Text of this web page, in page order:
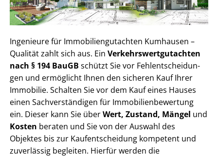
Ingenieure für Im­mo­bi­li­en­gut­ach­ten Kumhausen –
Qualität zahlt sich aus. Ein Ver­kehrs­wert­gut­ach­ten
nach § 194 BauGB schützt Sie vor Fehl­ent­schei­dun­
gen und ermöglicht Ihnen den sicheren Kauf Ihrer
Immobilie. Schalten Sie vor dem Kauf eines Hauses
einen Sach­ver­stän­di­gen für Im­mo­bi­li­en­be­wer­tung
ein. Dieser kann Sie überWert, Zustand, Mängel und
Kosten beraten und Sie von der Auswahl des
Objektes bis zur Kauf­ent­schei­dung kompetent und
zuverlässig begleiten. Hierfür werden die